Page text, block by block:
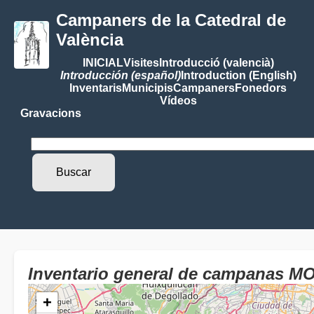
Campaners de la Catedral de
València
INICIALVisitesIntroducció (valencià)
Introducción (español)Introduction (English)
InventarisMunicipisCampanersFonedors
Vídeos
Gravacions
Inventario general de campanas
+